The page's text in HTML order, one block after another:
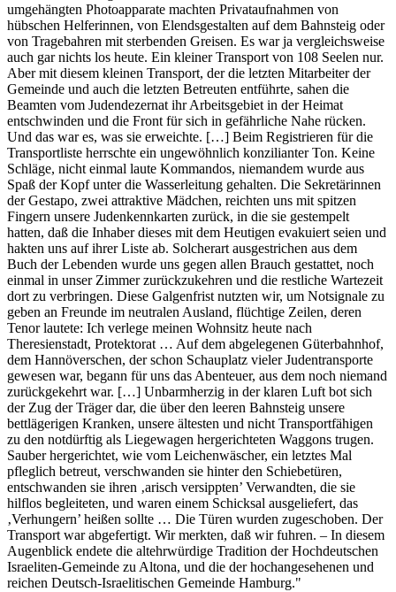
umgehängten Photoapparate machten Privataufnahmen von
hübschen Helferinnen, von Elendsgestalten auf dem Bahnsteig oder
von Tragebahren mit sterbenden Greisen. Es war ja vergleichsweise
auch gar nichts los heute. Ein kleiner Transport von 108 Seelen nur.
Aber mit diesem kleinen Transport, der die letzten Mitarbeiter der
Gemeinde und auch die letzten Betreuten entführte, sahen die
Beamten vom Judendezernat ihr Arbeitsgebiet in der Heimat
entschwinden und die Front für sich in gefährliche Nahe rücken.
Und das war es, was sie erweichte. […] Beim Registrieren für die
Transportliste herrschte ein ungewöhnlich konzilianter Ton. Keine
Schläge, nicht einmal laute Kommandos, niemandem wurde aus
Spaß der Kopf unter die Wasserleitung gehalten. Die Sekretärinnen
der Gestapo, zwei attraktive Mädchen, reichten uns mit spitzen
Fingern unsere Judenkennkarten zurück, in die sie gestempelt
hatten, daß die Inhaber dieses mit dem Heutigen evakuiert seien und
hakten uns auf ihrer Liste ab. Solcherart ausgestrichen aus dem
Buch der Lebenden wurde uns gegen allen Brauch gestattet, noch
einmal in unser Zimmer zurückzukehren und die restliche Wartezeit
dort zu verbringen. Diese Galgenfrist nutzten wir, um Notsignale zu
geben an Freunde im neutralen Ausland, flüchtige Zeilen, deren
Tenor lautete: Ich verlege meinen Wohnsitz heute nach
Theresienstadt, Protektorat … Auf dem abgelegenen Güterbahnhof,
dem Hannöverschen, der schon Schauplatz vieler Judentransporte
gewesen war, begann für uns das Abenteuer, aus dem noch niemand
zurückgekehrt war. […] Unbarmherzig in der klaren Luft bot sich
der Zug der Träger dar, die über den leeren Bahnsteig unsere
bettlägerigen Kranken, unsere ältesten und nicht Transportfähigen
zu den notdürftig als Liegewagen hergerichteten Waggons trugen.
Sauber hergerichtet, wie vom Leichenwäscher, ein letztes Mal
pfleglich betreut, verschwanden sie hinter den Schiebetüren,
entschwanden sie ihren ‚arisch versippten’ Verwandten, die sie
hilflos begleiteten, und waren einem Schicksal ausgeliefert, das
‚Verhungern’ heißen sollte … Die Türen wurden zugeschoben. Der
Transport war abgefertigt. Wir merkten, daß wir fuhren. – In diesem
Augenblick endete die altehrwürdige Tradition der Hochdeutschen
Israeliten-Gemeinde zu Altona, und die der hochangesehenen und
reichen Deutsch-Israelitischen Gemeinde Hamburg."